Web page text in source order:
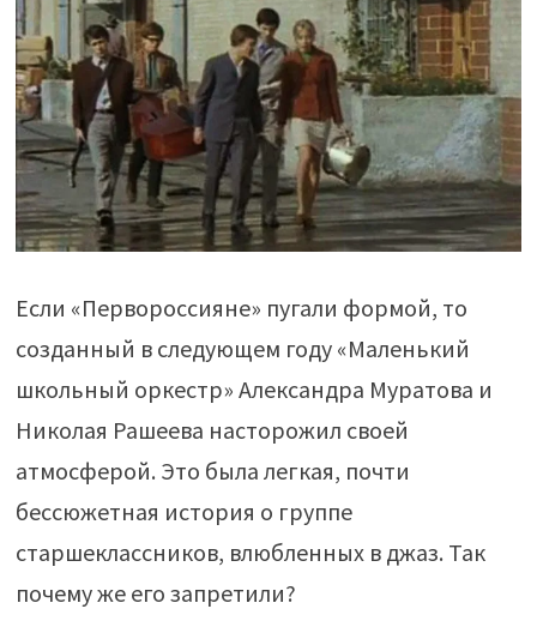
Если «Первороссияне» пугали формой, то
созданный в следующем году «Маленький
школьный оркестр» Александра Муратова и
Николая Рашеева насторожил своей
атмосферой. Это была легкая, почти
бессюжетная история о группе
старшеклассников, влюбленных в джаз. Так
почему же его запретили?